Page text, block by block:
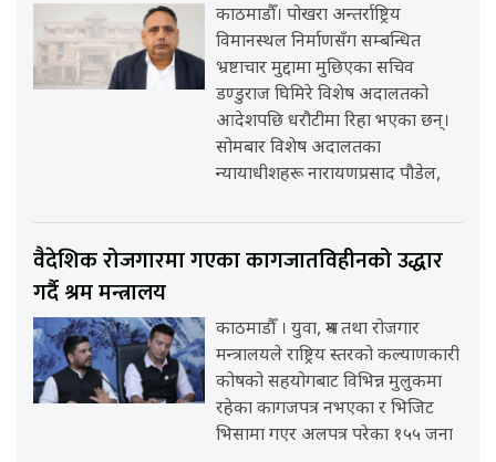
काठमाडौँ। पोखरा अन्तर्राष्ट्रिय
विमानस्थल निर्माणसँग सम्बन्धित
भ्रष्टाचार मुद्दामा मुछिएका सचिव
डण्डुराज घिमिरे विशेष अदालतको
आदेशपछि धरौटीमा रिहा भएका छन्।
सोमबार विशेष अदालतका
न्यायाधीशहरू नारायणप्रसाद पौडेल,
वैदेशिक रोजगारमा गएका कागजातविहीनको उद्धार
गर्दै श्रम मन्त्रालय
काठमाडौँ । युवा, श्रम तथा रोजगार
मन्त्रालयले राष्ट्रिय स्तरको कल्याणकारी
कोषको सहयोगबाट विभिन्न मुलुकमा
रहेका कागजपत्र नभएका र भिजिट
भिसामा गएर अलपत्र परेका १५५ जना